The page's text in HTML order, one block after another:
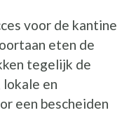
voor de kantine
eten de
tegelijk de
lokale en
een bescheiden